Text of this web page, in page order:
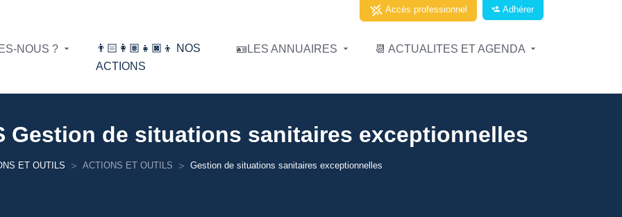
Accès professionnel Adhérer
NOUS ?
👨🏻‍👩🏽‍👧🏿‍👦 NOS
ACTIONS
🪪LES ANNUAIRES 📆 ACTUALITES ET AGENDA
Gestion de situations sanitaires exceptionnelles
ET OUTILS ACTIONS ET OUTILS Gestion de situations sanitaires exceptionnelles